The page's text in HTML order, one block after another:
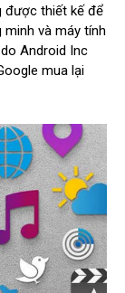
được thiết kế để
và máy tính
Android Inc
mua lại